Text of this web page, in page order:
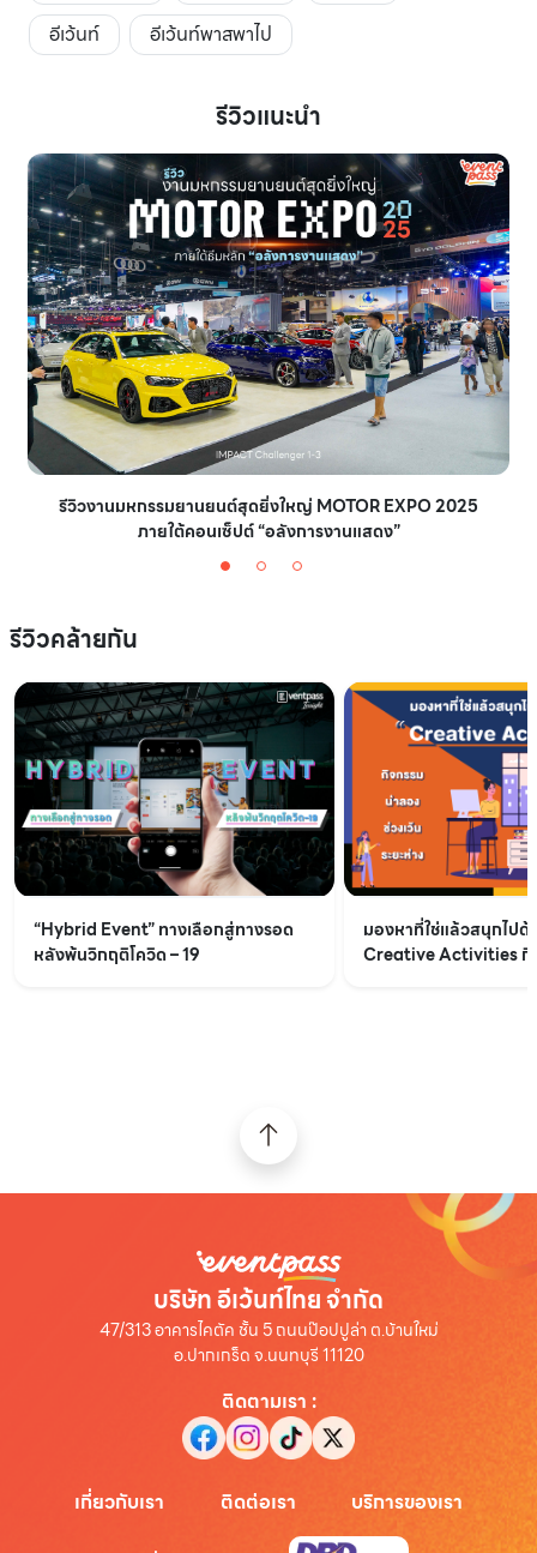
อีเว้นท์
อีเว้นท์พาสพาไป
รีวิวแนะนำ
รีวิวงานมหกรรมยานยนต์สุดยิ่งใหญ่ MOTOR EXPO 2025
ภายใต้คอนเซ็ปต์ “อลังการงานแสดง”
รีวิวคล้ายกัน
“Hybrid Event” ทางเลือกสู่ทางรอด
หลังพ้นวิกฤติโควิด – 19
มองหาที่ใช่แล้วสนุกไป
Creative Activities กิ
บริษัท อีเว้นท์ไทย จำกัด
47/313 อาคารไคตัค ชั้น 5 ถนนป๊อปปูล่า ต.บ้านใหม่
อ.ปากเกร็ด จ.นนทบุรี 11120
ติดตามเรา :
เกี่ยวกับเรา ติดต่อเรา บริการของเรา